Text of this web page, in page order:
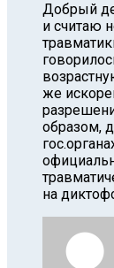
Добрый
и считаю
же
образом,
на